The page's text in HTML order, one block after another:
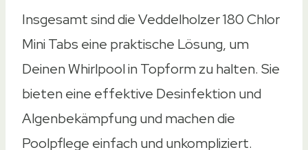
Insgesamt sind die Veddelholzer 180 Chlor
Mini Tabs eine praktische Lösung, um
Deinen Whirlpool in Topform zu halten. Sie
bieten eine effektive Desinfektion und
Algenbekämpfung und machen die
Poolpflege einfach und unkompliziert.